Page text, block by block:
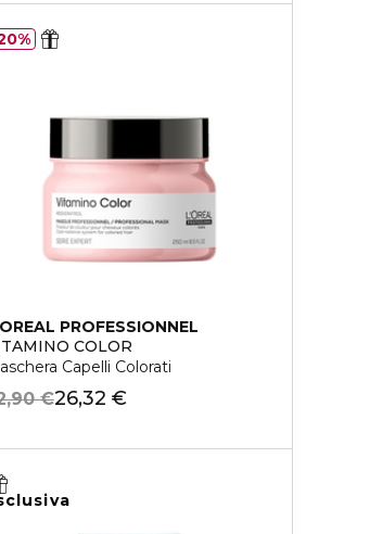
PROFESSIONNEL
COLOR
Capelli Colorati
26,32 €
€